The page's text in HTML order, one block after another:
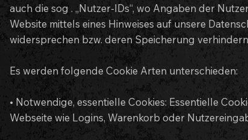
auch die sog . „Nutzer-IDs“, wo Angaben der
Website mittels eines Hinweises auf unsere
widersprechen bzw. deren Speicherung
Es werden folgende Cookie Arten unterschieden:
• Notwendige, essentielle Cookies: Essentielle
Webseite wie Logins, Warenkorb oder